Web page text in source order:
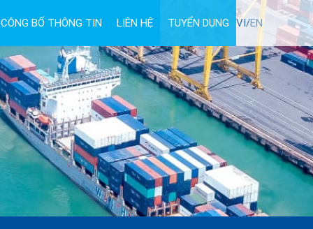
CÔNG BỐ THÔNG TIN LIÊN HỆ TUYỂN DỤNG VI/EN